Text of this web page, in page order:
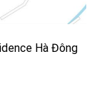
Hà Đông